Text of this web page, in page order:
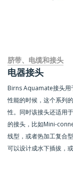
脐带、电缆和接头
电器接头
Birns Aquamate接头用
性能的时候，这个系列
性。同时该接头还适用
的接头，比如Mini-
线型，或者热加工复合
可以设计成水下插拔，